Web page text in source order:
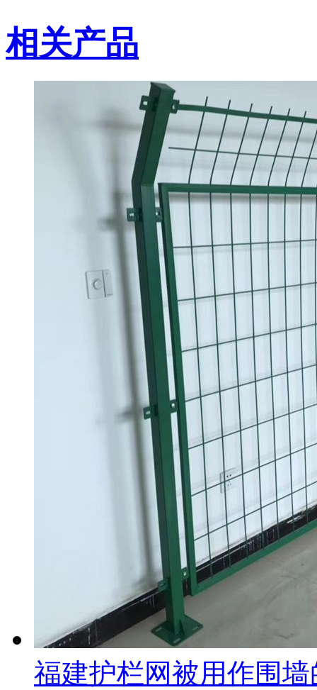
相关产品
福建护栏网被用作围